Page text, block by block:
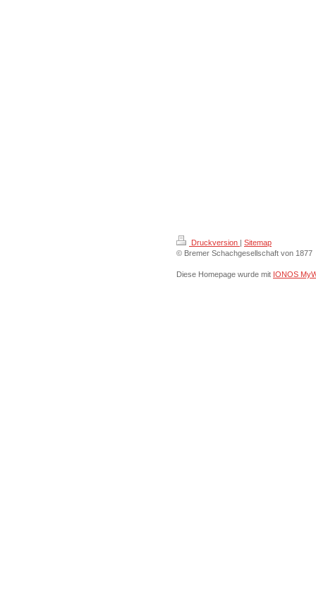
Druckversion | Sitemap
© Bremer Schachgesellschaft von 1877
Diese Homepage wurde mit IONOS